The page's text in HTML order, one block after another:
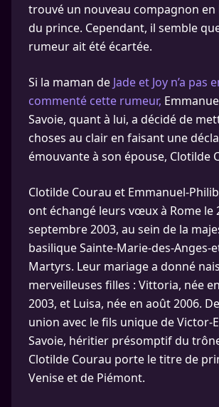
trouvé un nouveau compagnon en
du prince. Cependant, il semble
rumeur ait été écartée.
Si la maman de Jade et Joy n’a pas
commenté cette rumeur,
Savoie, quant à lui, a décidé de
choses au clair en faisant une
émouvante à son épouse, Clotilde
Clotilde Courau et Emmanuel-
ont échangé leurs vœux à Rome le
septembre 2003, au sein de la
basilique Sainte-Marie-des-Anges-
Martyrs. Leur mariage a donné
merveilleuses filles : Vittoria, née
2003, et Luisa, née en août 2006.
union avec le fils unique de Victor-
Savoie, héritier présomptif du
Clotilde Courau porte le titre de
Venise et de Piémont.